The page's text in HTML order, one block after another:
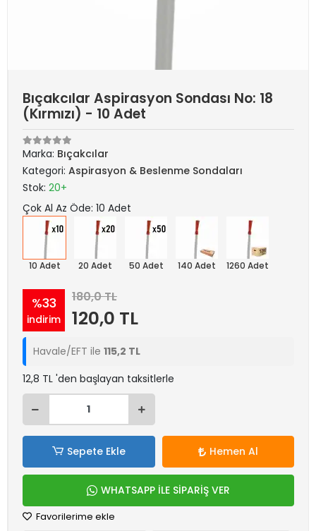
Bıçakcılar Aspirasyon Sondası No: 18
(Kırmızı) - 10 Adet
Marka: Bıçakcılar
Kategori: Aspirasyon & Beslenme Sondaları
Stok: 20+
Çok Al Az Öde: 10 Adet
10 Adet 20 Adet 50 Adet 140 Adet 1260 Adet
%33
indirim
180,0 TL
120,0 TL
Havale/EFT ile 115,2 TL
12,8 TL 'den başlayan taksitlerle
Sepete Ekle Hemen Al
WHATSAPP İLE SİPARİŞ VER
Favorilerime ekle